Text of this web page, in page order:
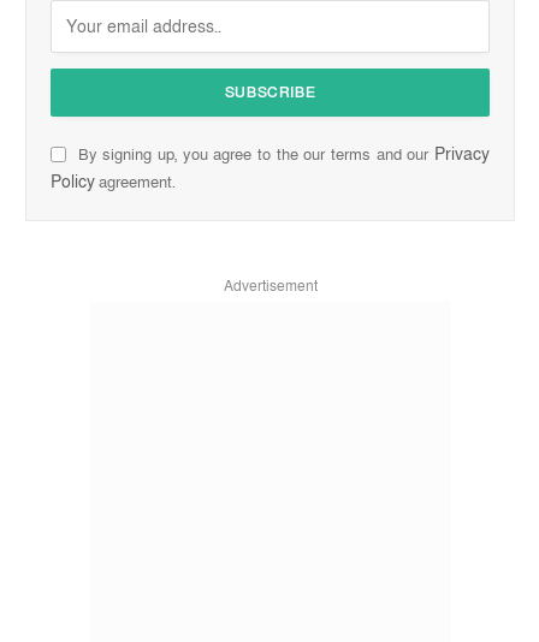
By signing up, you agree to the our terms and our Privacy
Policyagreement.
Advertisement